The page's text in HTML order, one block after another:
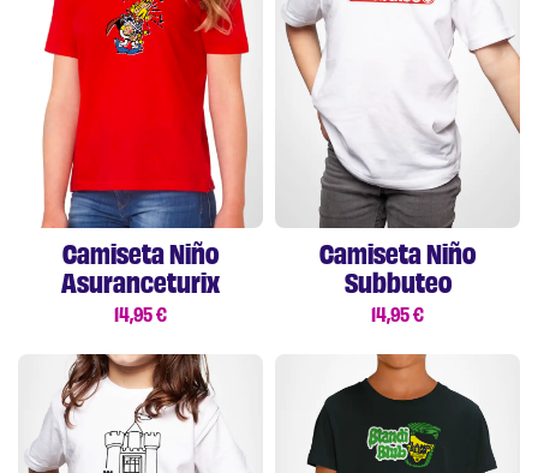
Camiseta Niño
Asuranceturix
14,95 €
Camiseta Niño
Subbuteo
14,95 €